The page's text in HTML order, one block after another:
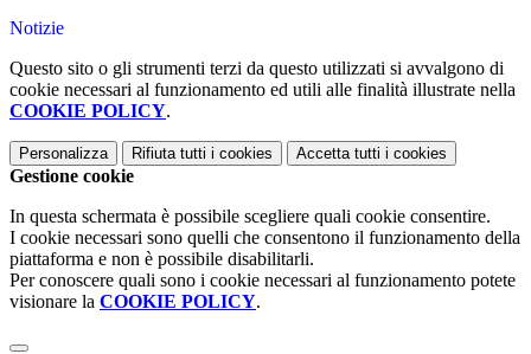
Notizie
Questo sito o gli strumenti terzi da questo utilizzati si avvalgono di
cookie necessari al funzionamento ed utili alle finalità illustrate nella
COOKIE POLICY.
Personalizza Rifiuta tutti i cookies Accetta tutti i cookies
Gestione cookie
In questa schermata è possibile scegliere quali cookie consentire.
I cookie necessari sono quelli che consentono il funzionamento della
piattaforma e non è possibile disabilitarli.
Per conoscere quali sono i cookie necessari al funzionamento potete
visionare la COOKIE POLICY.